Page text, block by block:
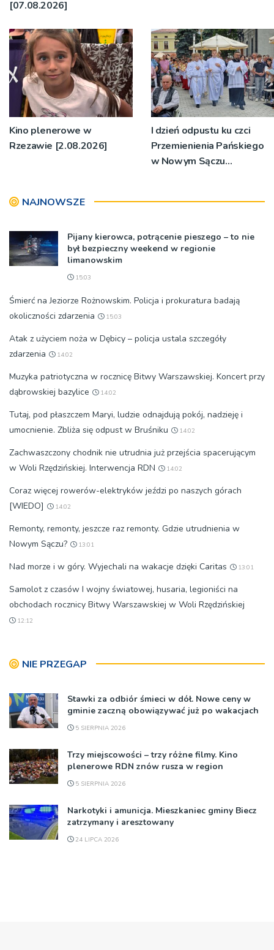
[07.08.2026]
Kino plenerowe w
Rzezawie [2.08.2026]
I dzień odpustu ku czci
Przemienienia Pańskiego
w Nowym Sączu
NAJNOWSZE
Pijany kierowca, potrącenie pieszego – to nie
był bezpieczny weekend w regionie
limanowskim
15:03
Śmierć na Jeziorze Rożnowskim. Policja i prokuratura badają
okoliczności zdarzenia
15:03
Atak z użyciem noża w Dębicy – policja ustala szczegóły
zdarzenia
14:02
Muzyka patriotyczna w rocznicę Bitwy Warszawskiej. Koncert przy
dąbrowskiej bazylice
14:02
Tutaj, pod płaszczem Maryi, ludzie odnajdują pokój, nadzieję i
umocnienie. Zbliża się odpust w Bruśniku
14:02
Zachwaszczony chodnik nie utrudnia już przejścia spacerującym
w Woli Rzędzińskiej. Interwencja RDN
14:02
Coraz więcej rowerów-elektryków jeździ po naszych górach
[WIEDO]
14:02
Remonty, remonty, jeszcze raz remonty. Gdzie utrudnienia w
Nowym Sączu?
13:01
Nad morze i w góry. Wyjechali na wakacje dzięki Caritas 13:01
Samolot z czasów I wojny światowej, husaria, legioniści na
obchodach rocznicy Bitwy Warszawskiej w Woli Rzędzińskiej
12:12
NIE PRZEGAP
Stawki za odbiór śmieci w dół. Nowe ceny w
gminie zaczną obowiązywać już po wakacjach
5 SIERPNIA 2026
Trzy miejscowości – trzy różne filmy. Kino
plenerowe RDN znów rusza w region
5 SIERPNIA 2026
Narkotyki i amunicja. Mieszkaniec gminy Biecz
zatrzymany i aresztowany
24 LIPCA 2026